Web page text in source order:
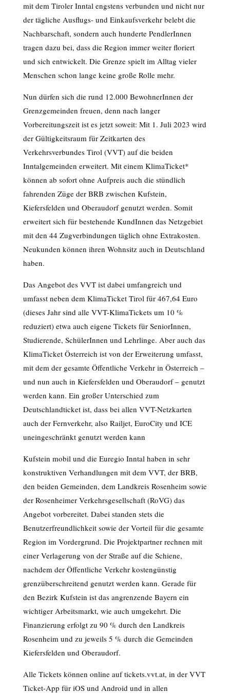
mit dem Tiroler Inntal engstens verbunden und nicht nur
der tägliche Ausflugs- und Einkaufsverkehr belebt die
Nachbarschaft, sondern auch hunderte PendlerInnen
tragen dazu bei, dass die Region immer weiter floriert
und sich entwickelt. Die Grenze spielt im Alltag vieler
Menschen schon lange keine große Rolle mehr.
Nun dürfen sich die rund 12.000 BewohnerInnen der
Grenzgemeinden freuen, denn nach langer
Vorbereitungszeit ist es jetzt soweit: Mit 1. Juli 2023 wird
der Gültigkeitsraum für Zeitkarten des
Verkehrsverbundes Tirol (VVT) auf die beiden
Inntalgemeinden erweitert. Mit einem KlimaTicket*
können ab sofort ohne Aufpreis auch die stündlich
fahrenden Züge der BRB zwischen Kufstein,
Kiefersfelden und Oberaudorf genutzt werden. Somit
erweitert sich für bestehende KundInnen das Netzgebiet
mit den 44 Zugverbindungen täglich ohne Extrakosten.
Neukunden können ihren Wohnsitz auch in Deutschland
haben.
Das Angebot des VVT ist dabei umfangreich und
umfasst neben dem KlimaTicket Tirol für 467,64 Euro
(dieses Jahr sind alle VVT-KlimaTickets um 10 %
reduziert) etwa auch eigene Tickets für SeniorInnen,
Studierende, SchülerInnen und Lehrlinge. Aber auch das
KlimaTicket Österreich ist von der Erweiterung umfasst,
mit dem der gesamte Öffentliche Verkehr in Österreich –
und nun auch in Kiefersfelden und Oberaudorf – genutzt
werden kann. Ein großer Unterschied zum
Deutschlandticket ist, dass bei allen VVT-Netzkarten
auch der Fernverkehr, also Railjet, EuroCity und ICE
uneingeschränkt genutzt werden kann
Kufstein mobil und die Euregio Inntal haben in sehr
konstruktiven Verhandlungen mit dem VVT, der BRB,
den beiden Gemeinden, dem Landkreis Rosenheim sowie
der Rosenheimer Verkehrsgesellschaft (RoVG) das
Angebot vorbereitet. Dabei standen stets die
Benutzerfreundlichkeit sowie der Vorteil für die gesamte
Region im Vordergrund. Die Projektpartner rechnen mit
einer Verlagerung von der Straße auf die Schiene,
nachdem der Öffentliche Verkehr kostengünstig
grenzüberschreitend genutzt werden kann. Gerade für
den Bezirk Kufstein ist das angrenzende Bayern ein
wichtiger Arbeitsmarkt, wie auch umgekehrt. Die
Finanzierung erfolgt zu 90 % durch den Landkreis
Rosenheim und zu jeweils 5 % durch die Gemeinden
Kiefersfelden und Oberaudorf.
Alle Tickets können online auf tickets.vvt.at, in der VVT
Ticket-App für iOS und Android und in allen